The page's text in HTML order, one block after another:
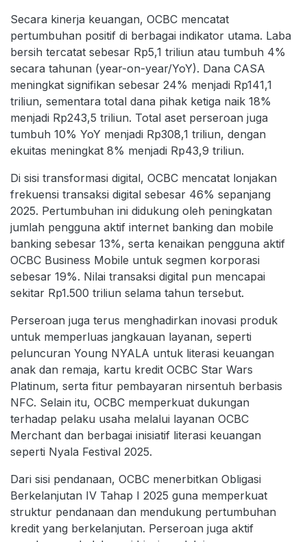
Secara kinerja keuangan, OCBC mencatat
pertumbuhan positif di berbagai indikator utama. Laba
bersih tercatat sebesar Rp5,1 triliun atau tumbuh 4%
secara tahunan (year-on-year/YoY). Dana CASA
meningkat signifikan sebesar 24% menjadi Rp141,1
triliun, sementara total dana pihak ketiga naik 18%
menjadi Rp243,5 triliun. Total aset perseroan juga
tumbuh 10% YoY menjadi Rp308,1 triliun, dengan
ekuitas meningkat 8% menjadi Rp43,9 triliun.
Di sisi transformasi digital, OCBC mencatat lonjakan
frekuensi transaksi digital sebesar 46% sepanjang
2025. Pertumbuhan ini didukung oleh peningkatan
jumlah pengguna aktif internet banking dan mobile
banking sebesar 13%, serta kenaikan pengguna aktif
OCBC Business Mobile untuk segmen korporasi
sebesar 19%. Nilai transaksi digital pun mencapai
sekitar Rp1.500 triliun selama tahun tersebut.
Perseroan juga terus menghadirkan inovasi produk
untuk memperluas jangkauan layanan, seperti
peluncuran Young NYALA untuk literasi keuangan
anak dan remaja, kartu kredit OCBC Star Wars
Platinum, serta fitur pembayaran nirsentuh berbasis
NFC. Selain itu, OCBC memperkuat dukungan
terhadap pelaku usaha melalui layanan OCBC
Merchant dan berbagai inisiatif literasi keuangan
seperti Nyala Festival 2025.
Dari sisi pendanaan, OCBC menerbitkan Obligasi
Berkelanjutan IV Tahap I 2025 guna memperkuat
struktur pendanaan dan mendukung pertumbuhan
kredit yang berkelanjutan. Perseroan juga aktif